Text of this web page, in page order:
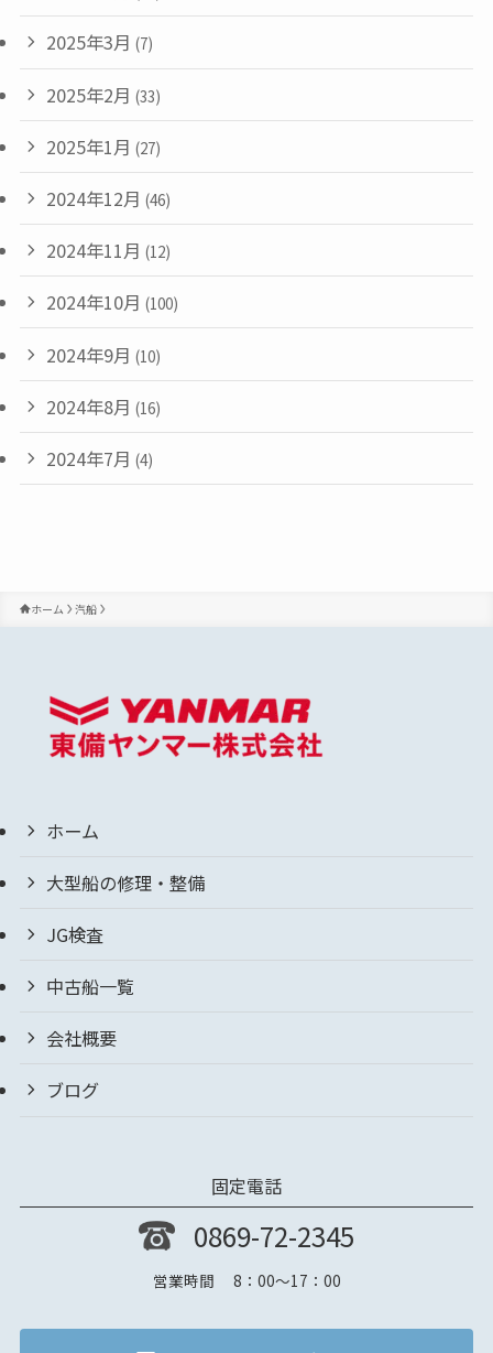
2025年3月 (7)
2025年2月 (33)
2025年1月 (27)
2024年12月 (46)
2024年11月 (12)
2024年10月 (100)
2024年9月 (10)
2024年8月 (16)
2024年7月 (4)
ホーム 汽船
ホーム
大型船の修理・整備
JG検査
中古船一覧
会社概要
ブログ
固定電話
0869-72-2345
営業時間 8：00～17：00